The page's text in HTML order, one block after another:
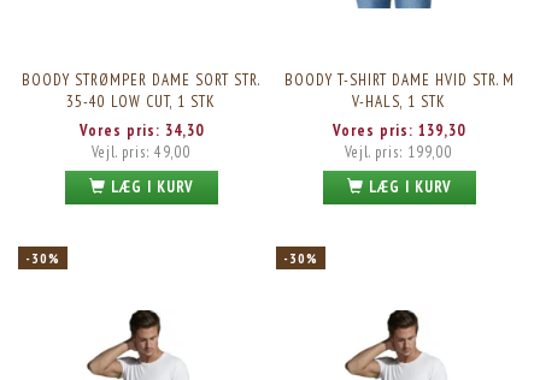
BOODY STRØMPER DAME SORT STR.
35-40 LOW CUT, 1 STK
Vores pris: 34,30
Vejl. pris: 49,00
LÆG I KURV
BOODY T-SHIRT DAME HVID STR. M
V-HALS, 1 STK
Vores pris: 139,30
Vejl. pris: 199,00
LÆG I KURV
-30% -30%